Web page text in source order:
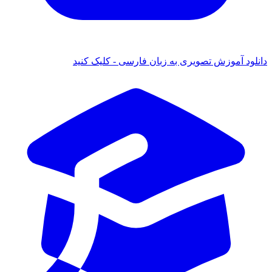
آموزش تصویری به زبان فارسی - کلیک کنید